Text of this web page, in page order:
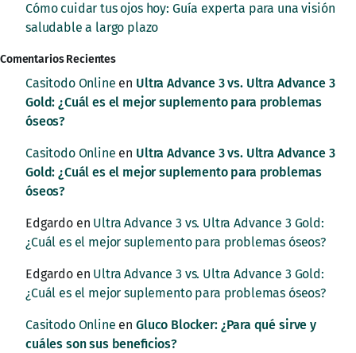
Cómo cuidar tus ojos hoy: Guía experta para una visión
saludable a largo plazo
Comentarios Recientes
Casitodo Online en Ultra Advance 3 vs. Ultra Advance 3
Gold: ¿Cuál es el mejor suplemento para problemas
óseos?
Casitodo Online en Ultra Advance 3 vs. Ultra Advance 3
Gold: ¿Cuál es el mejor suplemento para problemas
óseos?
Edgardoen Ultra Advance 3 vs. Ultra Advance 3 Gold:
¿Cuál es el mejor suplemento para problemas óseos?
Edgardoen Ultra Advance 3 vs. Ultra Advance 3 Gold:
¿Cuál es el mejor suplemento para problemas óseos?
Casitodo Online en Gluco Blocker: ¿Para qué sirve y
cuáles son sus beneficios?